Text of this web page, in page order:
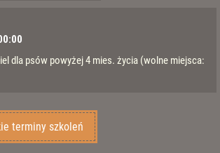
dla psów powyżej 4 mies. życia (wolne miejsca:
terminy szkoleń